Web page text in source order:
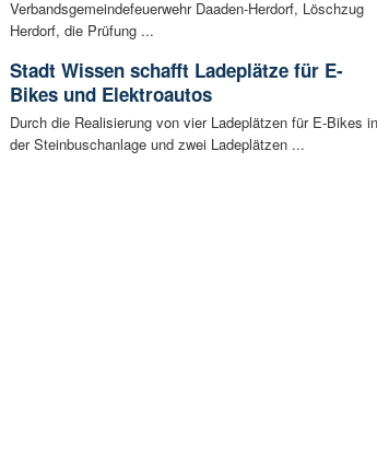
Verbandsgemeindefeuerwehr Daaden-Herdorf, Löschzug
Herdorf, die Prüfung ...
Stadt Wissen schafft Ladeplätze für E-
Bikes und Elektroautos
Durch die Realisierung von vier Ladeplätzen für E-Bikes in
der Steinbuschanlage und zwei Ladeplätzen ...